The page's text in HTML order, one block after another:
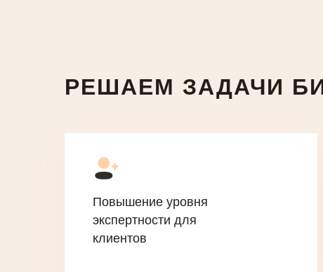
РЕШАЕМ ЗАДАЧИ
Повышение уровня
экспертности для
клиентов